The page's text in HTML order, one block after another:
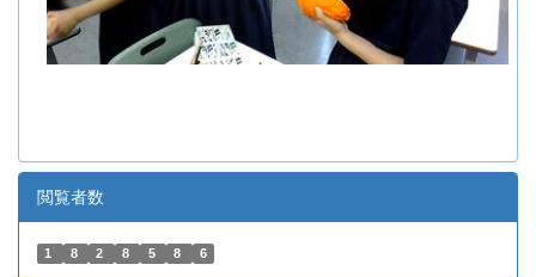
閲覧者数
1 8 2 8 5 8 6